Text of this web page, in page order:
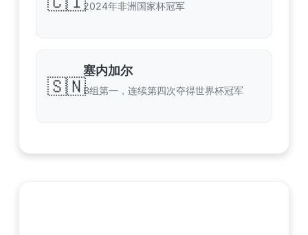
2024年非洲国家杯冠军
🇸🇳
塞内加尔
B组第一，连续第四次夺得世界杯冠军